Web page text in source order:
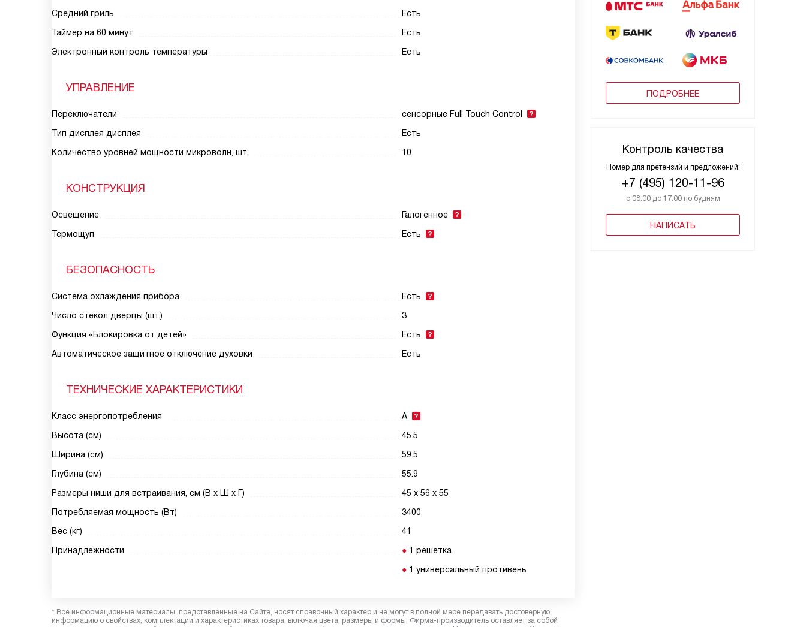
ПОДРОБНЕЕ
Контроль качества
Номер для претензий и предложений:
+7 (495) 120-11-96
с 08:00 до 17:00 по будням
НАПИСАТЬ
Средний гриль
Есть
Таймер на 60 минут
Есть
Электронный контроль температуры
Есть
УПРАВЛЕНИЕ
Переключатели
сенсорные Full Touch Control
Тип дисплея дисплея
Есть
Количество уровней мощности микроволн, шт.
10
КОНСТРУКЦИЯ
Освещение
Галогенное
Термощуп
Есть
БЕЗОПАСНОСТЬ
Система охлаждения прибора
Есть
Число стекол дверцы (шт.)
3
Функция «Блокировка от детей»
Есть
Автоматическое защитное отключение духовки
Есть
ТЕХНИЧЕСКИЕ ХАРАКТЕРИСТИКИ
Класс энергопотребления
A
Высота (см)
45.5
Ширина (см)
59.5
Глубина (см)
55.9
Размеры ниши для встраивания, см (В х Ш х Г)
45 х 56 х 55
Потребляемая мощность (Вт)
3400
Вес (кг)
41
Принадлежности
1 решетка
1 универсальный противень
* Все информационные материалы, представленные на Сайте, носят справочный характер и не могут в полной мере передавать достоверную
информацию о свойствах, комплектации и характеристиках товара, включая цвета, размеры и формы. Фирма-производитель оставляет за собой